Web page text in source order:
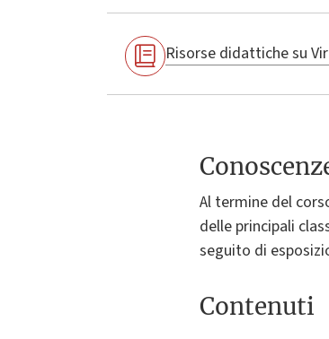
Risorse didattiche su
Al termine del
delle principali
seguito di
Contenuti